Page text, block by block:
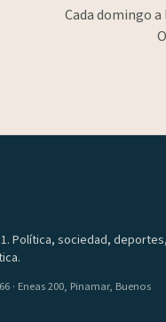
Cada domingo
Política, sociedad, deportes,
· Eneas 200, Pinamar, Buenos